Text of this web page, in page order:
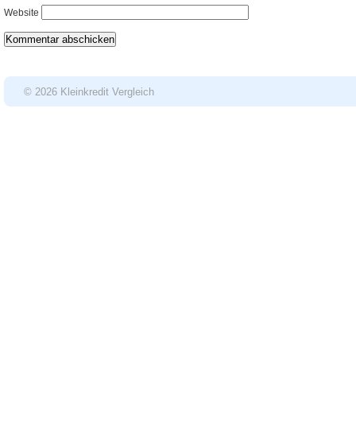
Website
© 2026 Kleinkredit Vergleich